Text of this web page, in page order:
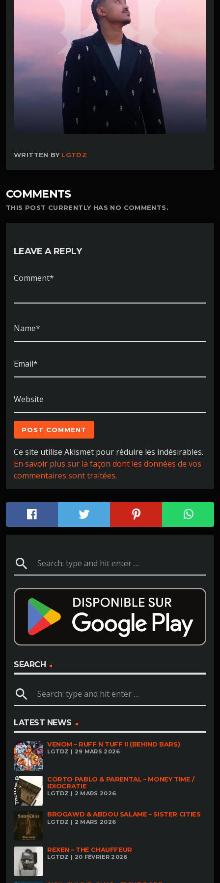
WRITTEN BY LGTDZ
COMMENTS
THIS POST CURRENTLY HAS NO COMMENTS.
LEAVE A REPLY
Comment*
Name*
Email*
Website
Ce site utilise Akismet pour réduire les indésirables.
En savoir plus sur la façon dont les données de vos
commentaires sont traitées.
search
SEARCH
search
LATEST NEWS
VENOM – RUFF N TUFF II (BEHIND BARS)
LGTDZ | 29 MARS 2026
CORTO PABLO & PARENTAL – MONEY TIME /
IDIOCRATIE
LGTDZ | 2 MARS 2026
BROGAWD & ABDOU SALAME – SISTER CITIES
LGTDZ | 2 MARS 2026
REXEN – THE CHAUFFEUR
LGTDZ | 20 FÉVRIER 2026